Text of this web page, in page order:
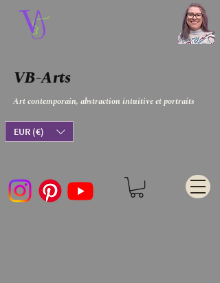
VB-Arts
Art contemporain, abstraction intuitive et portraits
EUR (€)